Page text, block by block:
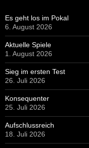
Es geht los im Pokal
6. August 2026
Aktuelle Spiele
1. August 2026
Sieg im ersten Test
26. Juli 2026
Konsequenter
25. Juli 2026
Aufschlussreich
18. Juli 2026